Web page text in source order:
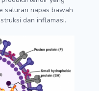
saluran napas bawah
dan inflamasi.